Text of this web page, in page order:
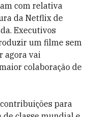
com relativa
da Netflix de
Executivos
um filme sem
agora vai
colaboração de
para